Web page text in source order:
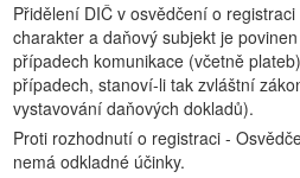
Přidělení DIČ v osvědčení o
charakter a daňový subjekt je
případech komunikace (včetně
případech, stanoví-li tak zvláštní
vystavování daňových dokladů).
Proti rozhodnutí o registraci -
nemá odkladné účinky.